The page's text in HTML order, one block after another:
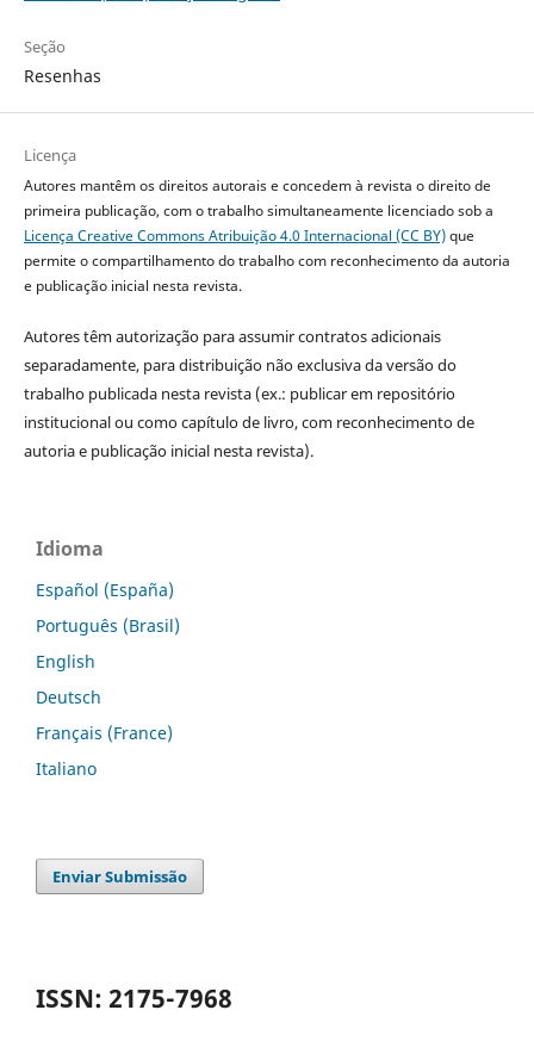
Seção
Resenhas
Licença
Autores mantêm os direitos autorais e concedem à revista o direito de
primeira publicação, com o trabalho simultaneamente licenciado sob a
Licença Creative Commons Atribuição 4.0 Internacional (CC BY)que
permite o compartilhamento do trabalho com reconhecimento da autoria
e publicação inicial nesta revista.
Autores têm autorização para assumir contratos adicionais
separadamente, para distribuição não exclusiva da versão do
trabalho publicada nesta revista (ex.: publicar em repositório
institucional ou como capítulo de livro, com reconhecimento de
autoria e publicação inicial nesta revista).
Idioma
Español (España)
Português (Brasil)
English
Deutsch
Français (France)
Italiano
Enviar Submissão
ISSN: 2175-7968